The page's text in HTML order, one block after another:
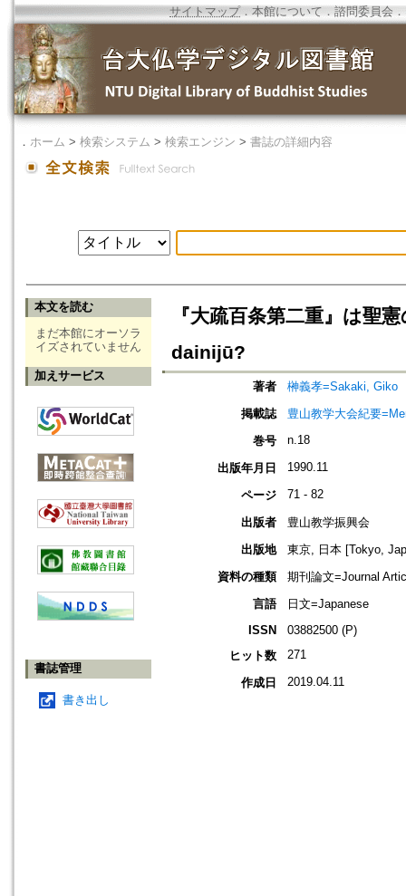
サイトマップ．本館について ． 諮問委員会 ．
． ホーム > 検索システム > 検索エンジン > 書誌の詳細内容
本文を読む
まだ本館にオーソラ
イズされていません
加えサービス
書誌管理
書き出し
『大疏百条第二重』は
dainijū?
著者
榊義孝=Sakaki, Giko
掲載誌
豊山教学大会紀要
巻号
n.18
出版年月日 1990.11
ページ 71 - 82
出版者
豊山教学振興会
出版地
東京, 日本 [Tokyo,
資料の種類
期刊論文=Journal
言語
日文=Japanese
ISSN
03882500 (P)
ヒット数
271
作成日 2019.04.11